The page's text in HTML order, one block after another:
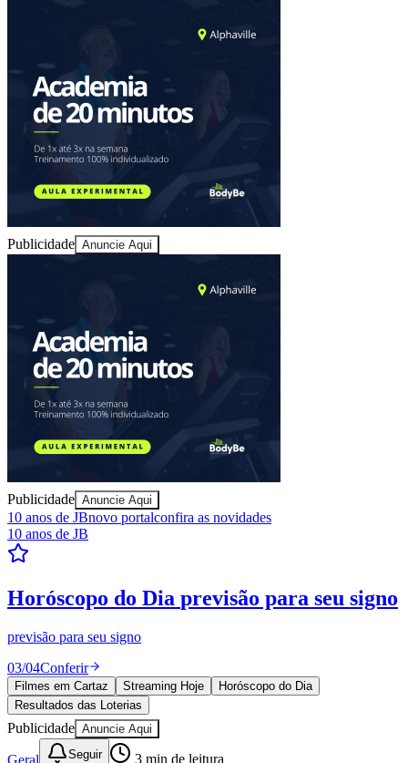
Vitória
Sport
Publicidade Anuncie Aqui
Publicidade Anuncie Aqui
10 anos de JBnovo portalconfira as novidades
10 anos de JB
Resultados das Loterias confira se ganhou
Mega-Sena, Quina, Lotofácil e todos os jogos. Resultado
04/04Ver resultados
Filmes em Cartaz Streaming Hoje
Resultados das Loterias
Publicidade Anuncie Aqui